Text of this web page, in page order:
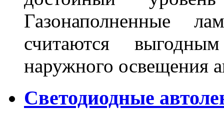
Газонаполненные
считаются
наружного освещения
Светодиодные